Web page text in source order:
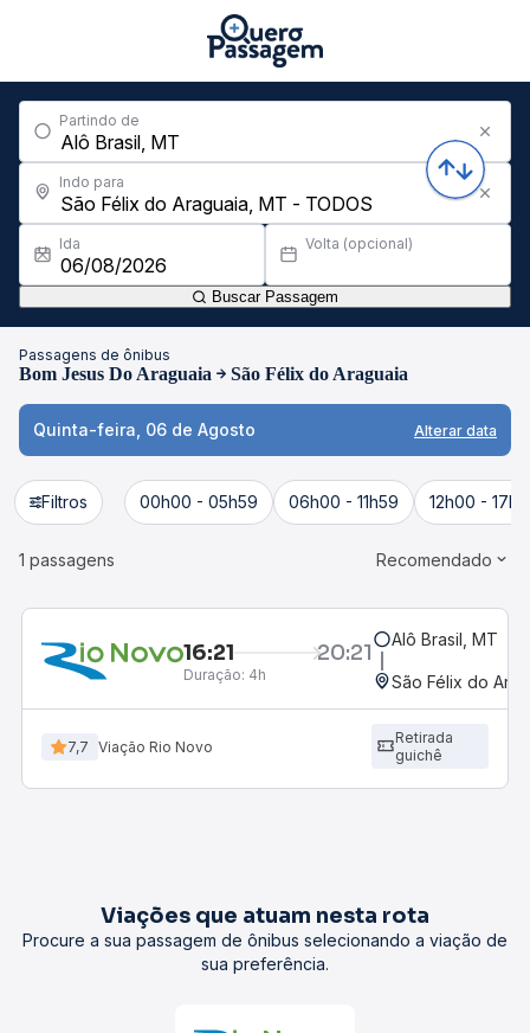
Partindo de
Indo para
Ida Volta (opcional)
Buscar Passagem
Passagens de ônibus
Bom Jesus Do Araguaia São Félix do Araguaia
Quinta-feira, 06 de Agosto Alterar data
Filtros 00h00 - 05h59 06h00 - 11h59 12h00 -
1 passagens Recomendado
16:21 20:21
Duração: 4h
Alô Brasil, MT
São Félix do
7,7 Viação Rio Novo
Retirada
guichê
Viações que atuam nesta rota
Procure a sua passagem de ônibus selecionando a viação de
sua preferência.